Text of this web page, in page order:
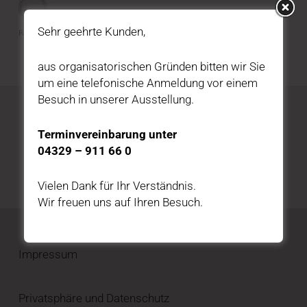
Impressum
Privatsphäre und Datenschutz
Sehr geehrte Kunden,
aus organisatorischen Gründen bitten wir Sie
um eine telefonische Anmeldung vor einem
Besuch in unserer Ausstellung.
Terminvereinbarung unter
04329 – 911 66 0
Vielen Dank für Ihr Verständnis.
Wir freuen uns auf Ihren Besuch.